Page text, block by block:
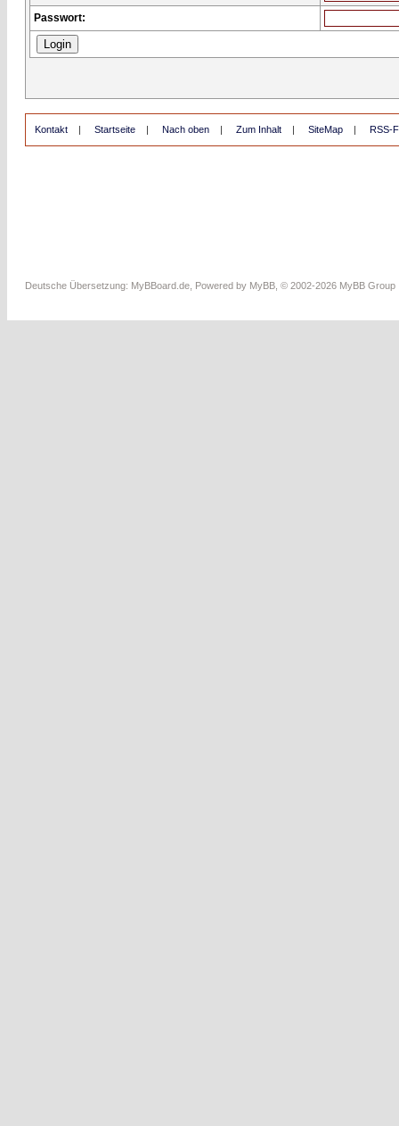
Passwort:
Kontakt | Startseite | Nach oben | Zum Inhalt | SiteMap | RSS-
Deutsche Übersetzung: MyBBoard.de , Powered by MyBB , © 2002-2026 MyBB Group